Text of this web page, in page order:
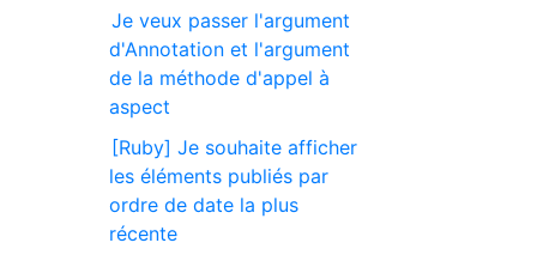
Je veux passer l'argument
d'Annotation et l'argument
de la méthode d'appel à
aspect
[Ruby] Je souhaite afficher
les éléments publiés par
ordre de date la plus
récente